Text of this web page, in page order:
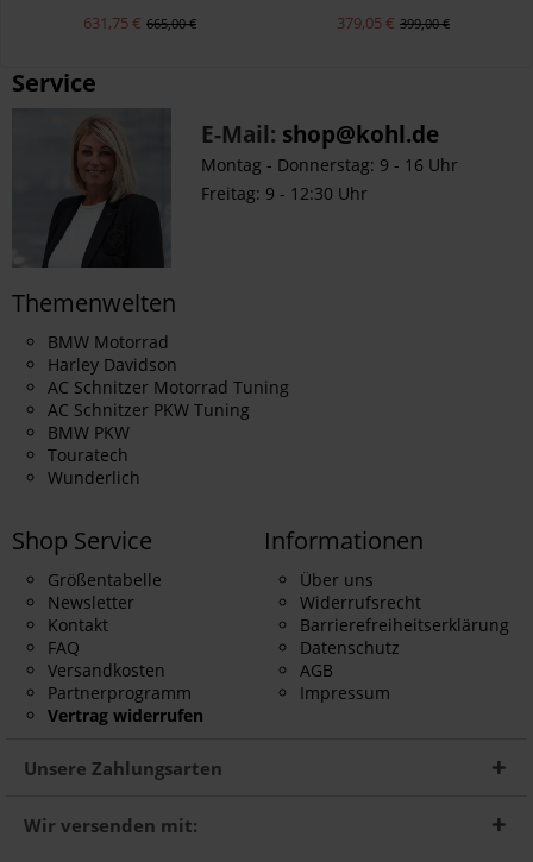
631,75 € 665,00 € 379,05 € 399,00 €
Service
E-Mail: shop@kohl.de
Montag - Donnerstag: 9 - 16 Uhr
Freitag: 9 - 12:30 Uhr
Themenwelten
BMW Motorrad
Harley Davidson
AC Schnitzer Motorrad Tuning
AC Schnitzer PKW Tuning
BMW PKW
Touratech
Wunderlich
Shop Service
Größentabelle
Newsletter
Kontakt
FAQ
Versandkosten
Partnerprogramm
Vertrag widerrufen
Informationen
Über uns
Widerrufsrecht
Barrierefreiheitserklärung
Datenschutz
AGB
Impressum
Unsere Zahlungsarten
Wir versenden mit: